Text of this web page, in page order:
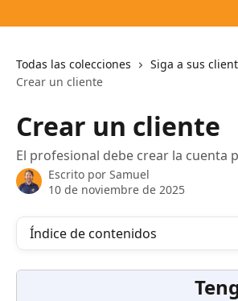
Todas las colecciones
Siga a sus
Crear un cliente
Crear un cliente
El profesional debe crear la cuenta
Escrito por Samuel
10 de noviembre de 2025
Índice de contenidos